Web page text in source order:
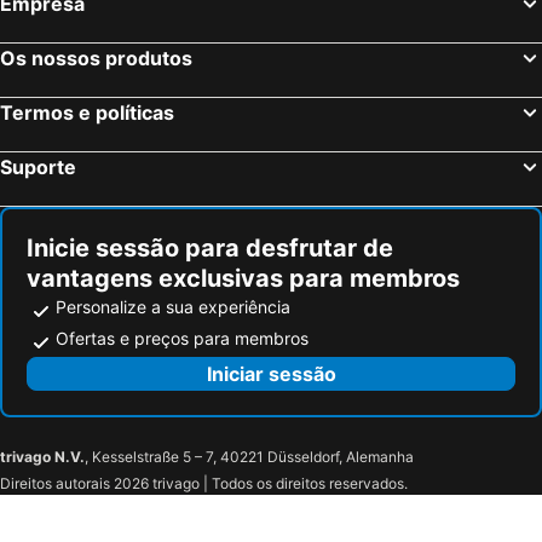
Nápoles, Campanha Hotéis
Palermo, Sicília Hotéis
Verona, Veneto Hotéis
Os nossos produtos
Termos e políticas
Suporte
Inicie sessão para desfrutar de
vantagens exclusivas para membros
Personalize a sua experiência
Ofertas e preços para membros
Iniciar sessão
trivago N.V., Kesselstraße 5 – 7, 40221 Düsseldorf, Alemanha
Direitos autorais 2026 trivago | Todos os direitos reservados.